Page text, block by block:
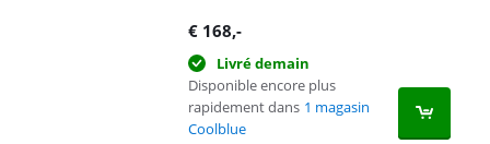
€ 168,-
Livré demain
Disponible encore plus
rapidement dans 1 magasin
Coolblue